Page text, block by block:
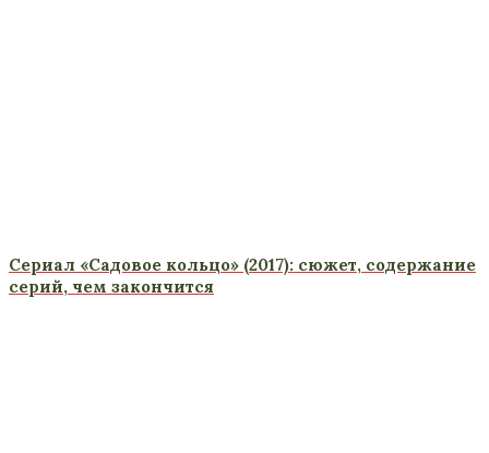
Сериал «Садовое кольцо» (2017): сюжет, содержание
серий, чем закончится